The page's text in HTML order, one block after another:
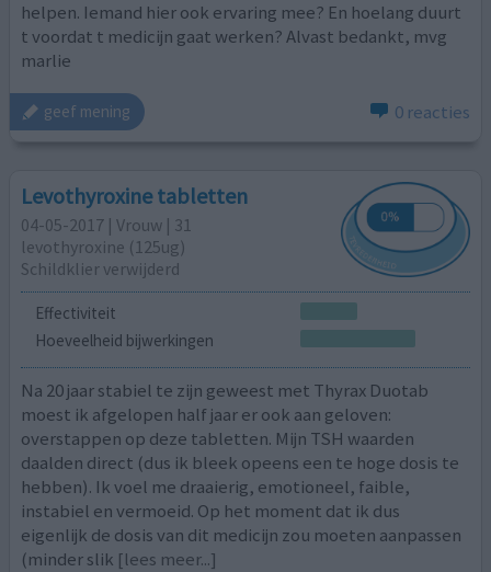
helpen. Iemand hier ook ervaring mee? En hoelang duurt
t voordat t medicijn gaat werken? Alvast bedankt, mvg
marlie
geef mening 0 reacties
Levothyroxine tabletten
04-05-2017 | Vrouw | 31
levothyroxine (125ug)
Schildklier verwijderd
Effectiviteit
Hoeveelheid bijwerkingen
Na 20 jaar stabiel te zijn geweest met Thyrax Duotab
moest ik afgelopen half jaar er ook aan geloven:
overstappen op deze tabletten. Mijn TSH waarden
daalden direct (dus ik bleek opeens een te hoge dosis te
hebben). Ik voel me draaierig, emotioneel, faible,
instabiel en vermoeid. Op het moment dat ik dus
eigenlijk de dosis van dit medicijn zou moeten aanpassen
(minder slik [lees meer...]